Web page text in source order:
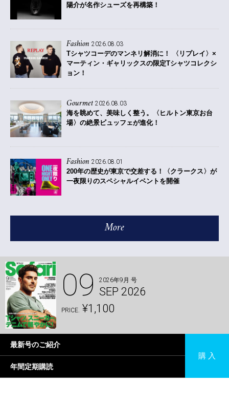
陽介が名作シューズを再構築！
Fashion 2026.08.03
Tシャツコーデのマンネリ解消に！ 〈リプレイ〉×
マーティン・ギャリックスの限定Tシャツコレクシ
ョン！
Gourmet 2026.08.03
海を眺めて、美味しく整う。〈ヒルトン東京お台
場〉の絶景ビュッフェが進化！
Fashion 2026.08.01
200年の歴史が東京で交差する！〈クラークス〉が
一夜限りのスペシャルイベントを開催
More
09 2026年9月 号
SEP 2026
PRICE. ¥1,100
最新号のご紹介
年間定期購読
購 入